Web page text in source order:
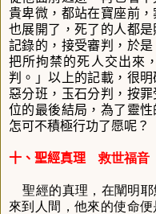
貴卑微，都站在寶座前
也展開了，死了的人都
記錄的，接受審判，於
把所拘禁的死人交出來
判。 」以上的記載，很
惡分班，玉石分判，按
位的最後結局，為了靈
怎可不積極行功了愿呢？
十、聖經真理 救世福音
聖經的真理，在闡明
來到人間，他來的使命